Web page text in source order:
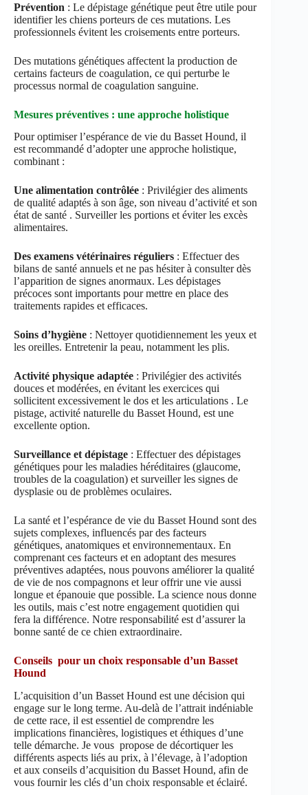
Prévention : Le dépistage génétique peut être utile pour
identifier les chiens porteurs de ces mutations. Les
professionnels évitent les croisements entre porteurs.
Des mutations génétiques affectent la production de
certains facteurs de coagulation, ce qui perturbe le
processus normal de coagulation sanguine.
Mesures préventives : une approche holistique
Pour optimiser l’espérance de vie du Basset Hound, il
est recommandé d’adopter une approche holistique,
combinant :
Une alimentation contrôlée : Privilégier des aliments
de qualité adaptés à son âge, son niveau d’activité et son
état de santé . Surveiller les portions et éviter les excès
alimentaires.
Des examens vétérinaires réguliers : Effectuer des
bilans de santé annuels et ne pas hésiter à consulter dès
l’apparition de signes anormaux. Les dépistages
précoces sont importants pour mettre en place des
traitements rapides et efficaces.
Soins d’hygiène : Nettoyer quotidiennement les yeux et
les oreilles. Entretenir la peau, notamment les plis.
Activité physique adaptée : Privilégier des activités
douces et modérées, en évitant les exercices qui
sollicitent excessivement le dos et les articulations . Le
pistage, activité naturelle du Basset Hound, est une
excellente option.
Surveillance et dépistage : Effectuer des dépistages
génétiques pour les maladies héréditaires (glaucome,
troubles de la coagulation) et surveiller les signes de
dysplasie ou de problèmes oculaires.
La santé et l’espérance de vie du Basset Hound sont des
sujets complexes, influencés par des facteurs
génétiques, anatomiques et environnementaux. En
comprenant ces facteurs et en adoptant des mesures
préventives adaptées, nous pouvons améliorer la qualité
de vie de nos compagnons et leur offrir une vie aussi
longue et épanouie que possible. La science nous donne
les outils, mais c’est notre engagement quotidien qui
fera la différence. Notre responsabilité est d’assurer la
bonne santé de ce chien extraordinaire.
Conseils pour un choix responsable d’un Basset
Hound
L’acquisition d’un Basset Hound est une décision qui
engage sur le long terme. Au-delà de l’attrait indéniable
de cette race, il est essentiel de comprendre les
implications financières, logistiques et éthiques d’une
telle démarche. Je vous propose de décortiquer les
différents aspects liés au prix, à l’élevage, à l’adoption
et aux conseils d’acquisition du Basset Hound, afin de
vous fournir les clés d’un choix responsable et éclairé.